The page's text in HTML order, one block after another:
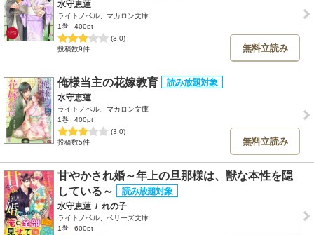
水守恵蓮
ライトノベル、マカロン文庫
1巻
400pt
(3.0)
投稿数9件
無料立読み
俺様当主の花嫁教育
水守恵蓮
ライトノベル、マカロン文庫
1巻
400pt
(3.0)
投稿数5件
無料立読み
甘やかされ婚～年上の旦那様は、獣な本性を隠
している～
水守恵蓮 / れの子
ライトノベル、ベリーズ文庫
1巻
600pt